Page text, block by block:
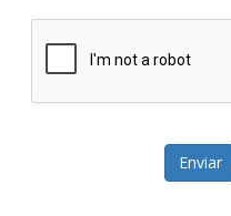
Enviar